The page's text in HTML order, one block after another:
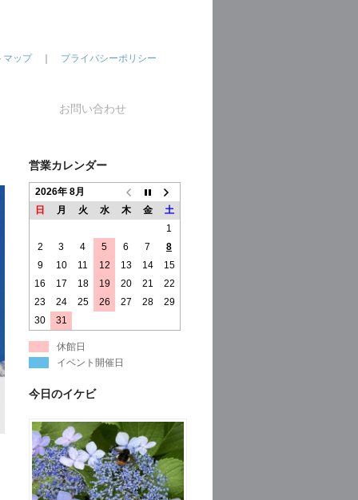
マップ｜ プライバシーポリシー
お問い合わせ
営業カレンダー
2026年 8月
日
月 火 水 木 金
土
1
2
3 4 5 6 7
8
9
10 11 12 13 14
15
16
17 18 19 20 21
22
23
24 25 26 27 28
29
30
31
休館日
イベント開催日
今日のイケビ